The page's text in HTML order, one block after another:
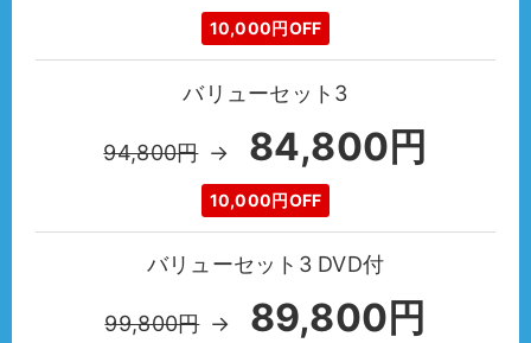
10,000円OFF
バリューセット3
94,800円 → 84,800円
10,000円OFF
バリューセット3 DVD付
99,800円 → 89,800円